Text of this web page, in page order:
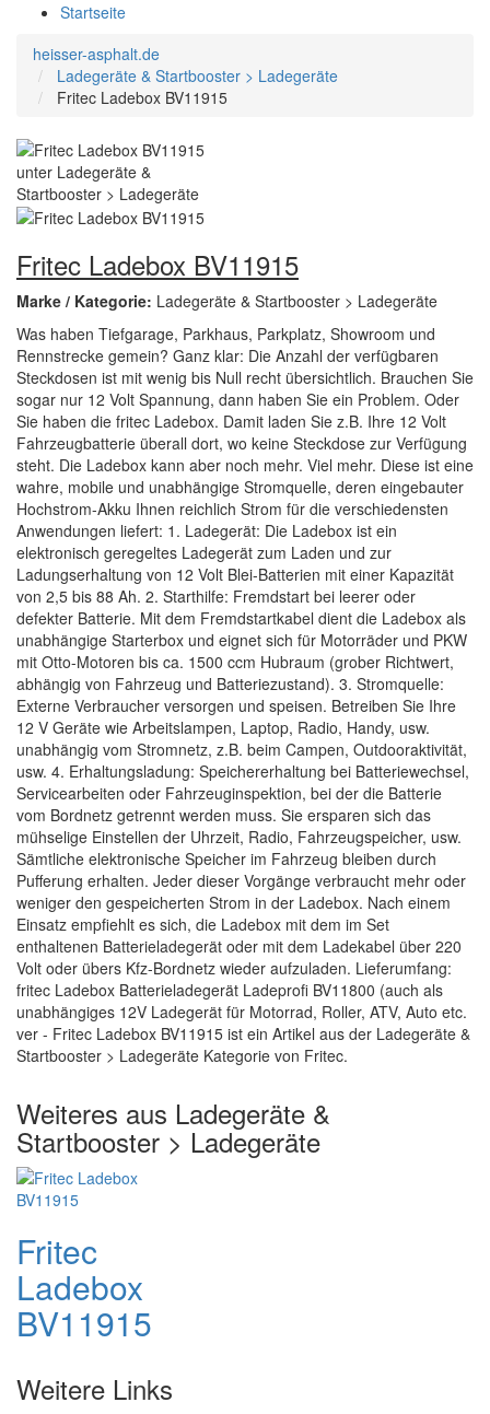
Startseite
heisser-asphalt.de
Ladegeräte & Startbooster > Ladegeräte
Fritec Ladebox BV11915
Fritec Ladebox BV11915
Marke / Kategorie: Ladegeräte & Startbooster > Ladegeräte
Was haben Tiefgarage, Parkhaus, Parkplatz, Showroom und
Rennstrecke gemein? Ganz klar: Die Anzahl der verfügbaren
Steckdosen ist mit wenig bis Null recht übersichtlich. Brauchen Sie
sogar nur 12 Volt Spannung, dann haben Sie ein Problem. Oder
Sie haben die fritec Ladebox. Damit laden Sie z.B. Ihre 12 Volt
Fahrzeugbatterie überall dort, wo keine Steckdose zur Verfügung
steht. Die Ladebox kann aber noch mehr. Viel mehr. Diese ist eine
wahre, mobile und unabhängige Stromquelle, deren eingebauter
Hochstrom-Akku Ihnen reichlich Strom für die verschiedensten
Anwendungen liefert: 1. Ladegerät: Die Ladebox ist ein
elektronisch geregeltes Ladegerät zum Laden und zur
Ladungserhaltung von 12 Volt Blei-Batterien mit einer Kapazität
von 2,5 bis 88 Ah. 2. Starthilfe: Fremdstart bei leerer oder
defekter Batterie. Mit dem Fremdstartkabel dient die Ladebox als
unabhängige Starterbox und eignet sich für Motorräder und PKW
mit Otto-Motoren bis ca. 1500 ccm Hubraum (grober Richtwert,
abhängig von Fahrzeug und Batteriezustand). 3. Stromquelle:
Externe Verbraucher versorgen und speisen. Betreiben Sie Ihre
12 V Geräte wie Arbeitslampen, Laptop, Radio, Handy, usw.
unabhängig vom Stromnetz, z.B. beim Campen, Outdooraktivität,
usw. 4. Erhaltungsladung: Speichererhaltung bei Batteriewechsel,
Servicearbeiten oder Fahrzeuginspektion, bei der die Batterie
vom Bordnetz getrennt werden muss. Sie ersparen sich das
mühselige Einstellen der Uhrzeit, Radio, Fahrzeugspeicher, usw.
Sämtliche elektronische Speicher im Fahrzeug bleiben durch
Pufferung erhalten. Jeder dieser Vorgänge verbraucht mehr oder
weniger den gespeicherten Strom in der Ladebox. Nach einem
Einsatz empfiehlt es sich, die Ladebox mit dem im Set
enthaltenen Batterieladegerät oder mit dem Ladekabel über 220
Volt oder übers Kfz-Bordnetz wieder aufzuladen. Lieferumfang:
fritec Ladebox Batterieladegerät Ladeprofi BV11800 (auch als
unabhängiges 12V Ladegerät für Motorrad, Roller, ATV, Auto etc.
ver - Fritec Ladebox BV11915 ist ein Artikel aus der Ladegeräte &
Startbooster > Ladegeräte Kategorie von Fritec.
Weiteres aus Ladegeräte &
Startbooster > Ladegeräte
Fritec
Ladebox
BV11915
Weitere Links